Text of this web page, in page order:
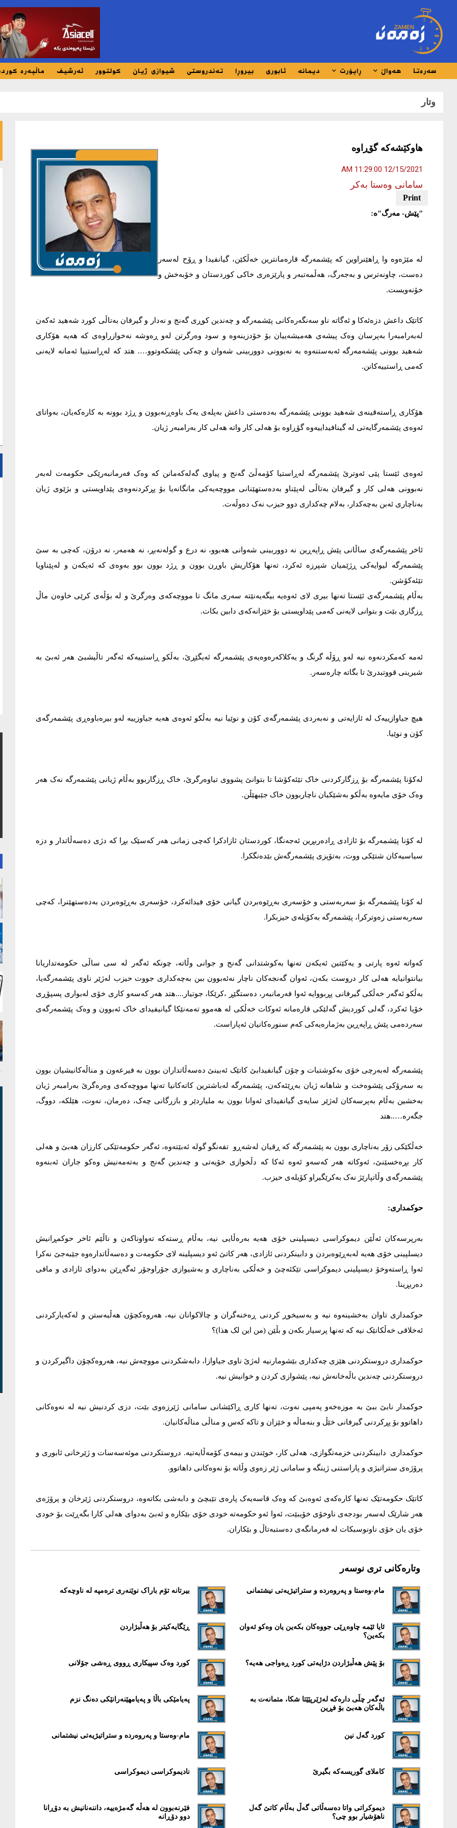
سەرەتا هەواڵ ڕاپۆرت دیمانە ئابوری بیروڕا تەندروستی شیوازی ژیان کولتوور ئەرشیف ماڵپەرە
وتار
هاوکێشەکە گۆڕاوە
12/15/2021 11:29:00 AM
سامانی وەستا بەکر
"پێش- مەرگ"ە:
لە مێژەوە وا ڕاهێنراوین کە پێشمەرگە قارەمانترین خەڵکێن، گیانفیدا و ڕۆح لەسەر
دەست، چاونەترس و بەجەرگ، هەڵمەتبەر و پارێزەری خاکی کوردستان و خۆبەخش و
خۆنەویست.
کاتێک داعش دزەئەکا و ئەگاتە ناو سەنگەرەکانی پێشمەرگە و چەندین کوڕی گەنج و نەدار و گیرفان بەتاڵی کورد شەهید ئەکەن
لەبەرامبەرا بەپرسان وەک پیشەی هەمیشەییان بۆ خۆدزینەوە و سود وەرگرتن لەو ڕەوشە نەخوازراوەی کە هەیە هۆکاری
شەهید بوونی پێشەمەرگە ئەبەستنەوە بە نەبوونی دووربینی شەوان و چەکی پێشکەوتوو…. هتد کە لەڕاستییا ئەمانە لایەنی
کەمی ڕاستییەکانن.
هۆکاری ڕاستەقینەی شەهید بوونی پێشمەرگە بەدەستی داعش بەپلەی یەک باوەڕنەبوون و ڕژد بوونە بە کارەکەیان، بەواتای
ئەوەی پێشمەرگایەتی لە گینافیداییەوە گۆڕاوە بۆ هەلی کار واتە هەلی کار بەرامبەر ژیان.
ئەوەی ئێستا پێی ئەوترێ پێشمەرگە لەڕاستیا کۆمەڵێ گەنج و پیاوی گەلەکەمانن کە وەک فەرمانبەرێکی حکومەت لەبەر
نەبوونی هەلی کار و گیرفان بەتاڵی لەپێناو بەدەستهێنانی مووچەیەکی مانگانەیا بۆ پڕکردنەوەی پێداویستی و بژێوی ژیان
بەناچاری ئەبن بەچەکدار، بەلام چەکداری دوو حیزب نەک دەوڵەت.
ئاخر پێشمەرگەی ساڵانی پێش ڕاپەڕین نە دووربینی شەوانی هەبوو، نە درع و گولەنەبڕ، نە هەمەر، نە درۆن، کەچی بە سێ
پێشمەرگە لیوایەکی ڕژێمیان شپرزە ئەکرد، تەنها هۆکاریش باوڕن بوون و ڕژد بوون بوو بەوەی کە ئەیکەن و لەپێناویا
تێئەکۆشن.
بەڵام پێشمەرگەی ئێستا تەنها بیری لای ئەوەیە بیگەیەنێتە سەری مانگ تا مووچەکەی وەرگرێ و لە بۆڵەی کرێی خاوەن ماڵ
ڕزگاری بێت و بتوانی لایەنی کەمی پێداویستی بۆ خێزانەکەی دابین بکات.
ئەمە کەمکردنەوە نیە لەو ڕۆڵە گرنگ و یەکلاکەرەوەیەی پێشمەرگە ئەیگێڕێ، بەڵکو ڕاستییەکە ئەگەر تاڵیشبێ هەر ئەبێ بە
شیرینی قووتبدرێ تا بگاتە چارەسەر.
هیچ جیاوازییەک لە ئازایەتی و نەبەردی پێشمەرگەی کۆن و نوێیا نیە بەڵکو ئەوەی هەیە جیاوزییە لەو بیرەباوەڕی پێشمەرگەی
کۆن و نوێیا.
لەکۆنا پێشمەرگە بۆ ڕزگارکردنی خاک تێئەکۆشا تا بتوانێ پشووی تیاوەرگرێ، خاک ڕزگاربوو بەڵام ژیانی پێشمەرگە نەک هەر
وەک خۆی مایەوە بەڵکو بەشێکیان ناچاربوون خاک جێبهێڵن.
لە کۆنا پێشمەرگە بۆ ئازادی ڕادەربڕین ئەجەنگا، کوردستان ئازادکرا کەچی زمانی هەر کەسێک بڕا کە دژی دەسەڵاتدار و دزە
سیاسیەکان شتێکی ووت، بەتۆپزی پێشمەرگەش بێدەنگکرا.
لە کۆنا پێشمەرگە بۆ سەربەستی و خۆسەری بەڕێوەبردن گیانی خۆی فیدائەکرد، خۆسەری بەڕێوەبردن بەدەستهێنرا، کەچی
سەربەستی زەوترکرا، پێشمەرگە بەکۆیلەی حیزبکرا.
کەواتە ئەوە پارتی و یەکێتین ئەیکەن تەنها بەکوشتدانی گەنج و جوانی وڵاتە، چونکە ئەگەر لە سی ساڵی حکومەتداریانا
بیانتوانیایە هەلی کار دروست بکەن، ئەوان گەنجەکان ناچار نەئەبوون ببن بەچەکداری جووت حیزب لەژێر ناوی پێشمەرگەیا،
بەڵکو ئەگەر خەڵکی گیرفانی پڕبووایە ئەوا فەرمانبەر، دەستگێڕ ،کرێکا، جوتیار....هتد هەر کەسەو کاری خۆی لەبواری پسپۆڕی
خۆیا ئەکرد، گەلی کوردیش گەلێکی قارەمانە ئەوکات خەڵکی لە هەموو تەمەنێکا گیانیفیدای خاک ئەبوون و وەک پێشمەرگەی
سەردەمی پێش ڕاپەڕین بەژمارەیەکی کەم سنورەکانیان ئەپاراست.
پێشمەرگە لەبەرچی خۆی بەکوشتبات و چۆن گیانفیدابێ کاتێک ئەبینێ دەسەڵاتداران بوون بە فیرعەون و مناڵەکانیشیان بوون
بە سەرۆکی پێشوەخت و شاهانە ژیان بەڕێئەکەن، پێشمەرگە لەباشترین کاتەکانیا تەنها مووچەکەی وەرەگرێ بەرامبەر ژیان
بەخشین بەڵام بەپرسەکان لەژێر سایەی گیانفیدای ئەوانا بوون بە ملیاردێر و بازرگانی چەک، دەرمان، نەوت، هێلکە، دووگ،
جگەرە…..هتد
خەڵکێکی زۆر بەناچاری بوون بە پێشمەرگە کە ڕقیان لەشەڕو تفەنگو گولە ئەبێتەوە، ئەگەر حکومەتێکی کارزان هەبێ و هەلی
کار بڕەخسێنێ، ئەوکاتە هەر کەسەو ئەوە ئەکا کە دڵخوازی خۆیەتی و چەندین گەنج و بەتەمەنیش وەکو جاران ئەبنەوە
پێشمەرگەی وڵاتپارێژ نەک بەکرێگیراو کۆیلەی حیزب.
حوکمداری:
بەرپرسەکان ئەڵێن دیموکراسی دیسپلینی خۆی هەیە بەرەڵایی نیە، بەڵام ڕستەکە تەواوناکەن و ناڵێم ئاخر حوکمڕانیش
دیسلپینی خۆی هەیە لەبەڕێوەبردن و دابینکردنی ئازادی، هەر کاتێ ئەو دیسپلینە لای حکومەت و دەسەڵاتدارەوە جێبەجێ نەکرا
ئەوا ڕاستەوخۆ دیسپلینی دیموکراسی تێکئەچێ و خەڵکی بەناچاری و بەشیوازی جۆراوجۆر ئەگەڕێن بەدوای ئازادی و مافی
دەربڕینا.
حوکمداری تاوان بەخشینەوە نیە و بەسیخوڕ کردنی ڕەخنەگران و چالاکوانان نیە، هەروەکچۆن هەڵبەستن و لەکەیارکردنی
ئەخلاقی خەڵکانێک نیە کە تەنها پرسیار بکەن و بڵێن (من این لک هذا)؟
حوکمداری دروستکردنی هێزی چەکداری بێشومارنیە لەژێ ناوی جیاوازا، دابەشکردنی مووچەش نیە، هەروەکچۆن داگیرکردن و
دروستکردنی چەندین باڵەخانەش نیە، پێشوازی کردن و خوانیش نیە.
حوکمدار نابێ ببێ بە موزەخەو پەمپی نەوت، تەنها کاری ڕاکێشانی سامانی ژێرزەوی بێت، دزی کردنیش نیە لە نەوەکانی
داهاتوو بۆ پڕکردنی گیرفانی خێڵ و بنەماڵە و خێزان و تاکە کەس و مناڵی مناڵەکانیان.
حوکمداری دابینکردنی خزمەتگوازی، هەلی کار، خوێندن و بیمەی کۆمەڵایەتیە. دروستکردنی موئەسەسات و ژێرخانی ئابوری و
پرۆژەی ستراتیژی و پاراستنی ژینگە و سامانی ژێر زەوی وڵاتە بۆ نەوەکانی داهاتوو.
کاتێک حکومەتێک تەنها کارەکەی ئەوەبێ کە وەک قاسەیەک پارەی تێبچێ و دابەشی بکاتەوە، دروستکردنی ژێرخان و پرۆژەی
هەر شارێک لەسەر بودجەی ناوخۆی خۆیبێت، ئەوا ئەو حکومەتە خودی خۆی بێکارە و ئەبێ بەدوای هەلی کارا بگەڕێت بۆ خودی
خۆی یان خۆی ناونوسبکات لە فەرمانگەی دەستبەتاڵ و بێکاران.
وتارەکانی تری نوسەر
مام-وەستا و پەروەردە و ستراتیژیەتی نیشتمانی بیرتانە تۆم باراک نوێنەری ترەمپە لە ناوچەکە
ئایا ئێمە چاوەڕێی جووەکان بکەین یان وەکو ئەوان
بکەین؟
ڕێگایەکیتر بۆ هەڵبژاردن
بۆ پێش هەڵبژاردن دژایەتی کورد ڕەواجی هەیە؟ کورد وەک سپیکاری ڕووی ڕەشی جۆلانی
ئەگەر چڵی دارەکە لەژێرپێێتا شکا، متمانەت بە
باڵەکان هەبێ بۆ فڕین
پەیامێکی باڵا و پەیامهێنەرانێکی دەنگ نزم
کورد گەل نین مام-وەستا و پەروەردە و ستراتیژیەتی نیشتمانی
کاملای گوریسەکە بگیرێ نادیموکراسی دیموکراسی
دیموکراتی واتا دەسەڵاتی گەڵ بەڵام کاتێ گەل
ناهۆشیار بوو چی؟
فێرنەبوون لە هەڵە گەمژەییە، داننەنانیش بە دۆڕانا
دوو دۆڕانە